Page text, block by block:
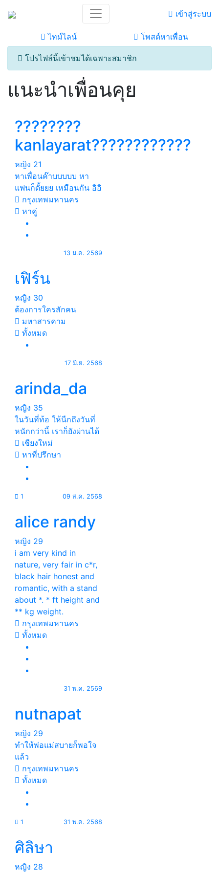
เข้าสู่ระบบ
ไทม์ไลน์ โพสต์หาเพื่อน
โปรไฟล์นี้เข้าชมได้เฉพาะสมาชิก
แนะนำเพื่อนคุย
????????
kanlayarat????????????
หญิง 21
หาเพื่อนค๊าบบบบบ หา
แฟนก็ดั้ยยย เหมือนกัน อิอิ
กรุงเทพมหานคร
หาคู่
13 ม.ค. 2569
เฟิร์น
หญิง 30
ต้องการใครสักคน
มหาสารคาม
ทั้งหมด
17 มิ.ย. 2568
arinda_da
หญิง 35
ในวันที่ท้อ ให้นืกถึงวันที่
หนักกว่านี้ เราก็ยังผ่านได้
เชียงใหม่
หาที่ปรึกษา
1 09 ส.ค. 2568
alice randy
หญิง 29
i am very kind in
nature, very fair in c*r,
black hair honest and
romantic, with a stand
about *. * ft height and
** kg weight.
กรุงเทพมหานคร
ทั้งหมด
31 พ.ค. 2569
nutnapat
หญิง 29
ทำให้พ่อแม่สบายก็พอใจ
แล้ว
กรุงเทพมหานคร
ทั้งหมด
1 31 พ.ค. 2568
ศิลิษา
หญิง 28